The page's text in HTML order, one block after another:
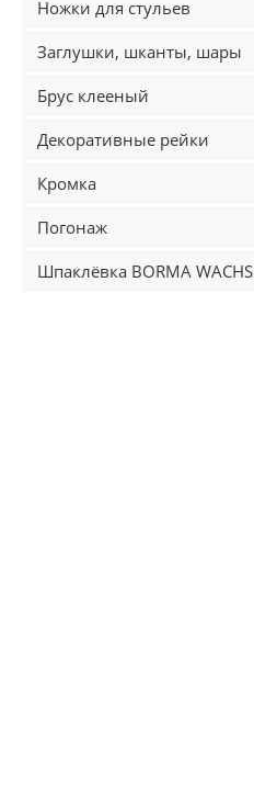
Ножки для стульев
Заглушки, шканты, шары
Брус клееный
Декоративные рейки
Кромка
Погонаж
Шпаклёвка BORMA WACHS